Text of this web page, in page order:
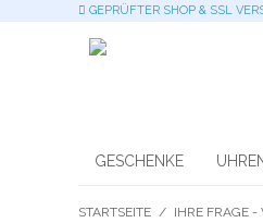
GEPRÜFTER SHOP & SSL
GESCHENKE
STARTSEITE / IHRE FRAGE